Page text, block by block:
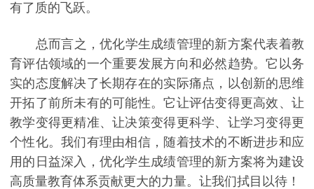
有了质的飞跃。
总而言之，优化学生成绩管理的新方案代表着教
育评估领域的一个重要发展方向和必然趋势。它以务
实的态度解决了长期存在的实际痛点，以创新的思维
开拓了前所未有的可能性。它让评估变得更高效、让
教学变得更精准、让决策变得更科学、让学习变得更
个性化。我们有理由相信，随着技术的不断进步和应
用的日益深入，优化学生成绩管理的新方案将为建设
高质量教育体系贡献更大的力量。让我们拭目以待！